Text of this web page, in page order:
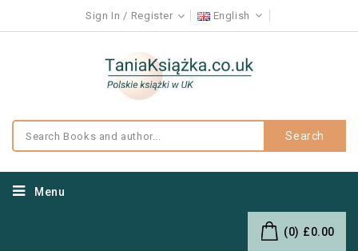
Sign In Register English
Search
Menu
(0) £0.00